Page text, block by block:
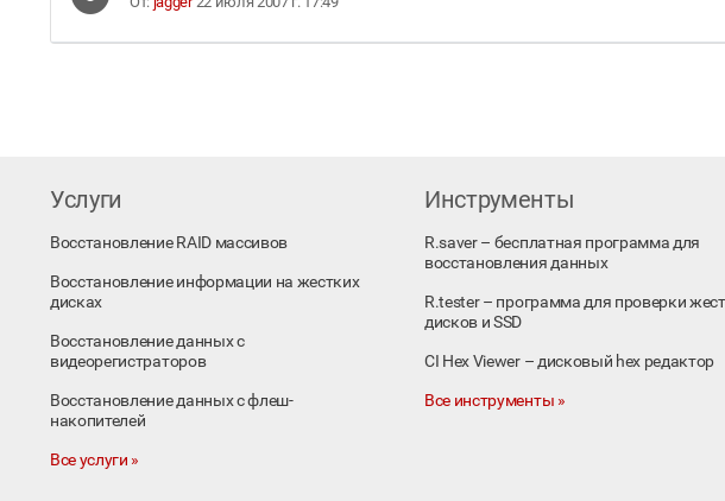
Услуги
Восстановление RAID массивов
Восстановление информации на жестких
дисках
Восстановление данных с
видеорегистраторов
Восстановление данных с флеш-
накопителей
Все услуги »
Инструменты
R.saver – бесплатная программа для
восстановления данных
R.tester – программа для проверки
дисков и SSD
CI Hex Viewer – дисковый hex редактор
Все инструменты »